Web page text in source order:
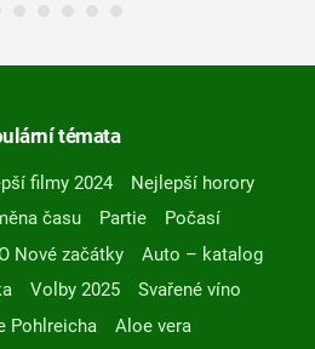
témata
filmy 2024
Nejlepší horory
času Partie
Počasí
Nové začátky
Auto – katalog
Volby 2025
Svařené víno
Pohlreicha
Aloe vera